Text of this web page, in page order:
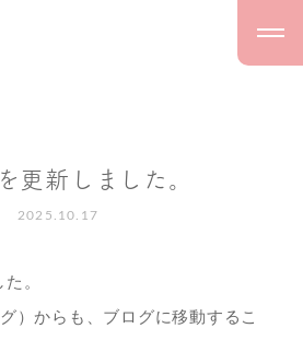
更新しました。
2025.10.17
。
）からも、ブログに移動するこ